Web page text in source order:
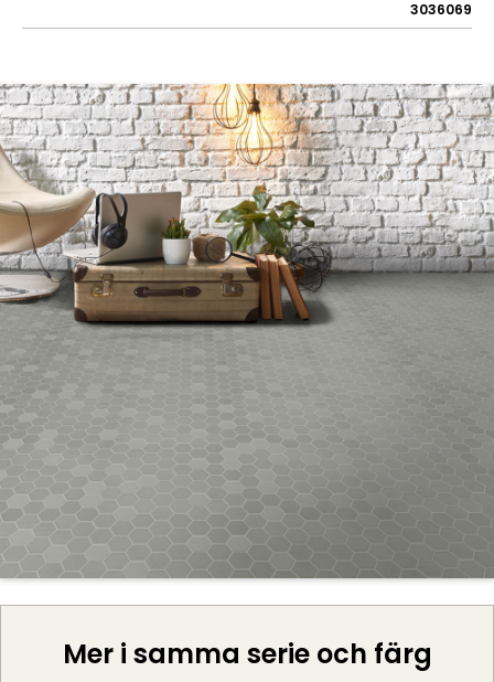
3036069
Mer i samma serie och färg